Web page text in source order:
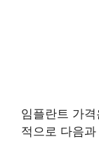
임플란트 가
적으로 다음